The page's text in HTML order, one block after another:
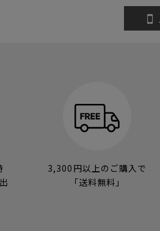
3,300円以上のご購入で
「送料無料」